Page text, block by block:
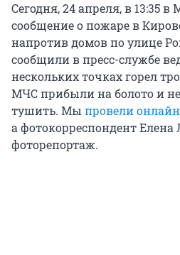
Сегодня, 24 апреля, в 13:35
сообщение о пожаре в
напротив домов по улице
сообщили в пресс-службе
нескольких точках горел
МЧС прибыли на болото и
тушить. Мы провели
а фотокорреспондент
фоторепортаж.